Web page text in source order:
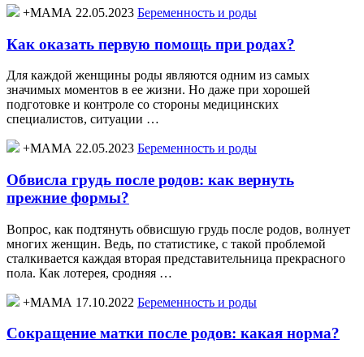
+МАМА 22.05.2023 Беременность и роды
Как оказать первую помощь при родах?
Для каждой женщины роды являются одним из самых
значимых моментов в ее жизни. Но даже при хорошей
подготовке и контроле со стороны медицинских
специалистов, ситуации …
+МАМА 22.05.2023 Беременность и роды
Обвисла грудь после родов: как вернуть
прежние формы?
Вопрос, как подтянуть обвисшую грудь после родов, волнует
многих женщин. Ведь, по статистике, с такой проблемой
сталкивается каждая вторая представительница прекрасного
пола. Как лотерея, сродняя …
+МАМА 17.10.2022 Беременность и роды
Сокращение матки после родов: какая норма?